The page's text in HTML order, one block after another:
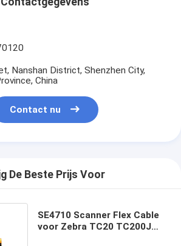
Nanshan District, Shenzhen City,
China
Contact nu
De Beste Prijs Voor
SE4710 Scanner Flex Cable
voor Zebra TC20 TC200J